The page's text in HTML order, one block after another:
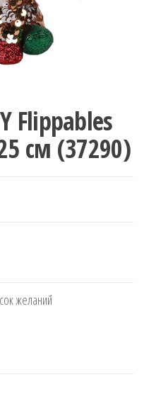
Flippables
см (37290)
желаний